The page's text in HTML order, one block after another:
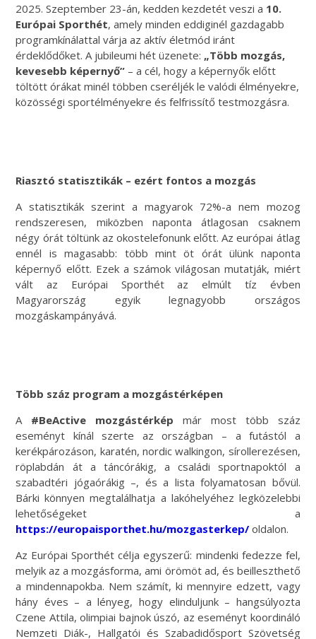
2025. Szeptember 23-án, kedden kezdetét veszi a 10.
Európai Sporthét, amely minden eddiginél gazdagabb
programkínálattal várja az aktív életmód iránt
érdeklődőket. A jubileumi hét üzenete: „Több mozgás,
kevesebb képernyő” – a cél, hogy a képernyők előtt
töltött órákat minél többen cseréljék le valódi élményekre,
közösségi sportélményekre és felfrissítő testmozgásra.
Riasztó statisztikák – ezért fontos a mozgás
A statisztikák szerint a magyarok 72%-a nem mozog
rendszeresen, miközben naponta átlagosan csaknem
négy órát töltünk az okostelefonunk előtt. Az európai átlag
ennél is magasabb: több mint öt órát ülünk naponta
képernyő előtt. Ezek a számok világosan mutatják, miért
vált az Európai Sporthét az elmúlt tíz évben
Magyarország egyik legnagyobb országos
mozgáskampányává.
Több száz program a mozgástérképen
A #BeActive mozgástérkép már most több száz
eseményt kínál szerte az országban – a futástól a
kerékpározáson, karatén, nordic walkingon, sírollerezésen,
röplabdán át a táncórákig, a családi sportnapoktól a
szabadtéri jógaórákig –, és a lista folyamatosan bővül.
Bárki könnyen megtalálhatja a lakóhelyéhez legközelebbi
lehetőségeket a
https://europaisporthet.hu/mozgasterkep/ oldalon.
Az Európai Sporthét célja egyszerű: mindenki fedezze fel,
melyik az a mozgásforma, ami örömöt ad, és beilleszthető
a mindennapokba. Nem számít, ki mennyire edzett, vagy
hány éves – a lényeg, hogy elinduljunk – hangsúlyozta
Czene Attila, olimpiai bajnok úszó, az eseményt koordináló
Nemzeti Diák-, Hallgatói és Szabadidősport Szövetség